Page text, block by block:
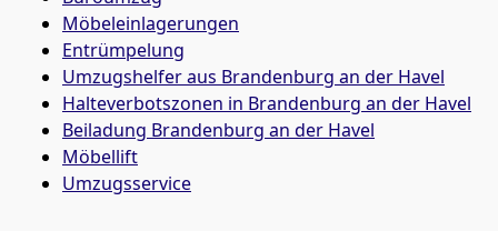
Möbeleinlagerungen
Entrümpelung
Umzugshelfer aus Brandenburg an der Havel
Halteverbotszonen in Brandenburg an der Havel
Beiladung Brandenburg an der Havel
Möbellift
Umzugsservice